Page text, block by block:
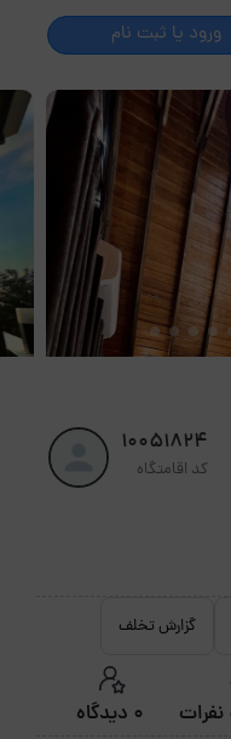
ورود یا ثبت نام
10051824
کد اقامتگاه
گزارش تخلف
0 دیدگاه